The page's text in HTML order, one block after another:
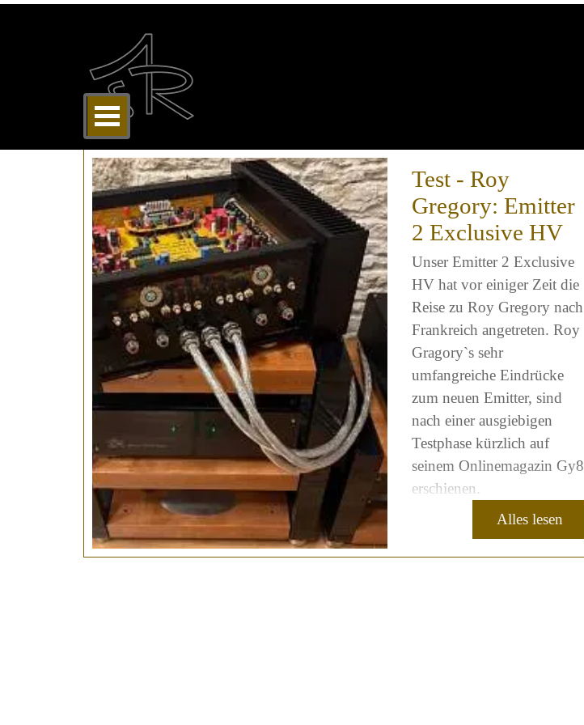
Direkt zum Seiteninhalt
Menü überspringen
Test - Roy
Gregory: Emitter
2 Exclusive HV
Unser Emitter 2 Exclusive
HV hat vor einiger Zeit die
Reise zu Roy Gregory nach
Frankreich angetreten. Roy
Gragory`s sehr
umfangreiche Eindrücke
zum neuen Emitter, sind
nach einer ausgiebigen
Testphase kürzlich auf
seinem Onlinemagazin Gy8
erschienen.
Alles lesen